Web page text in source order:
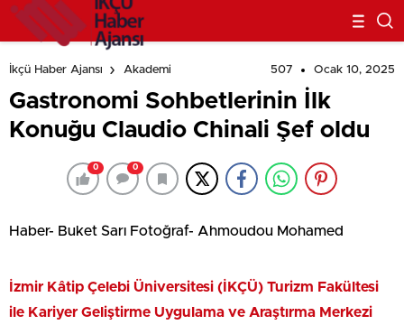
İkçü Haber Ajansı Akademi 507 Ocak 10, 2025
Gastronomi Sohbetlerinin İlk
Konuğu Claudio Chinali Şef oldu
0 0
Haber- Buket Sarı Fotoğraf- Ahmoudou Mohamed
İzmir Kâtip Çelebi Üniversitesi (İKÇÜ) Turizm Fakültesi
ile Kariyer Geliştirme Uygulama ve Araştırma Merkezi